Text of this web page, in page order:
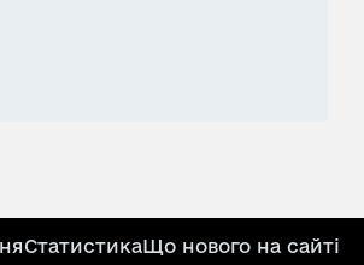
СтатистикаЩо нового на сайті